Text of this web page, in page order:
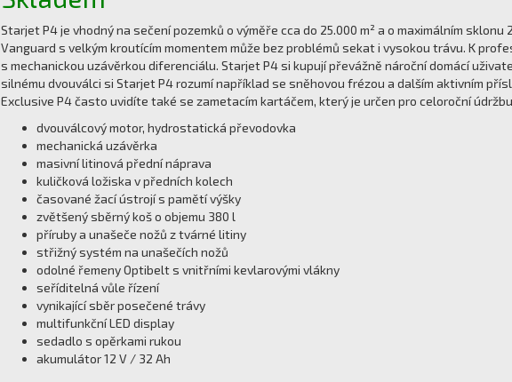
Starjet P4 je vhodný na sečení pozemků o výměře cca do 25.000 m² a o maximálním
Vanguard s velkým kroutícím momentem může bez problémů sekat i vysokou trávu. K
s mechanickou uzávěrkou diferenciálu. Starjet P4 si kupují převážně nároční domácí
silnému dvouválci si Starjet P4 rozumí například se sněhovou frézou a dalším aktivním
Exclusive P4 často uvidíte také se zametacím kartáčem, který je určen pro celoroční
dvouválcový motor, hydrostatická převodovka
mechanická uzávěrka
masivní litinová přední náprava
kuličková ložiska v předních kolech
časované žací ústrojí s pamětí výšky
zvětšený sběrný koš o objemu 380 l
příruby a unašeče nožů z tvárné litiny
střižný systém na unašečích nožů
odolné řemeny Optibelt s vnitřními kevlarovými vlákny
seříditelná vůle řízení
vynikající sběr posečené trávy
multifunkční LED display
sedadlo s opěrkami rukou
akumulátor 12 V / 32 Ah